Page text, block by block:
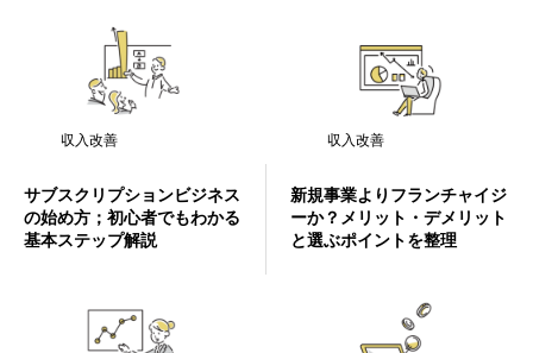
収入改善
サブスクリプションビジネス
の始め方；初心者でもわかる
基本ステップ解説
収入改善
新規事業よりフランチャイジ
ーか？メリット・デメリット
と選ぶポイントを整理